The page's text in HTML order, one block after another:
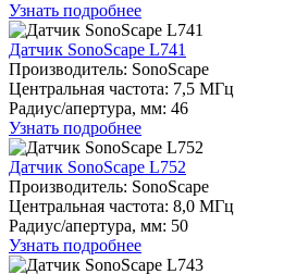
Узнать подробнее
Датчик SonoScape L741
Производитель: SonoScape
Центральная частота: 7,5 МГц
Радиуc/апертура, мм: 46
Узнать подробнее
Датчик SonoScape L752
Производитель: SonoScape
Центральная частота: 8,0 МГц
Радиуc/апертура, мм: 50
Узнать подробнее